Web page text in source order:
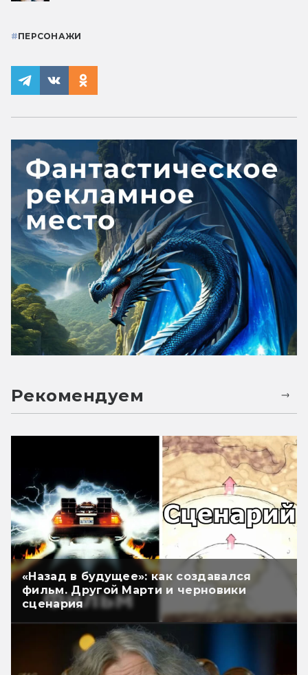
#ПЕРСОНАЖИ
Рекомендуем
«Назад в будущее»: как создавался
фильм. Другой Марти и черновики
сценария